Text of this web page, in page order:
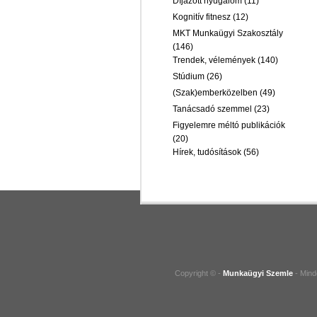
Kognitív fitnesz (12)
MKT Munkaügyi Szakosztály
(146)
Trendek, vélemények (140)
Stúdium (26)
(Szak)emberközelben (49)
Tanácsadó szemmel (23)
Figyelemre méltó publikációk
(20)
Hírek, tudósítások (56)
Copyright © - Munkaügyi Szemle -